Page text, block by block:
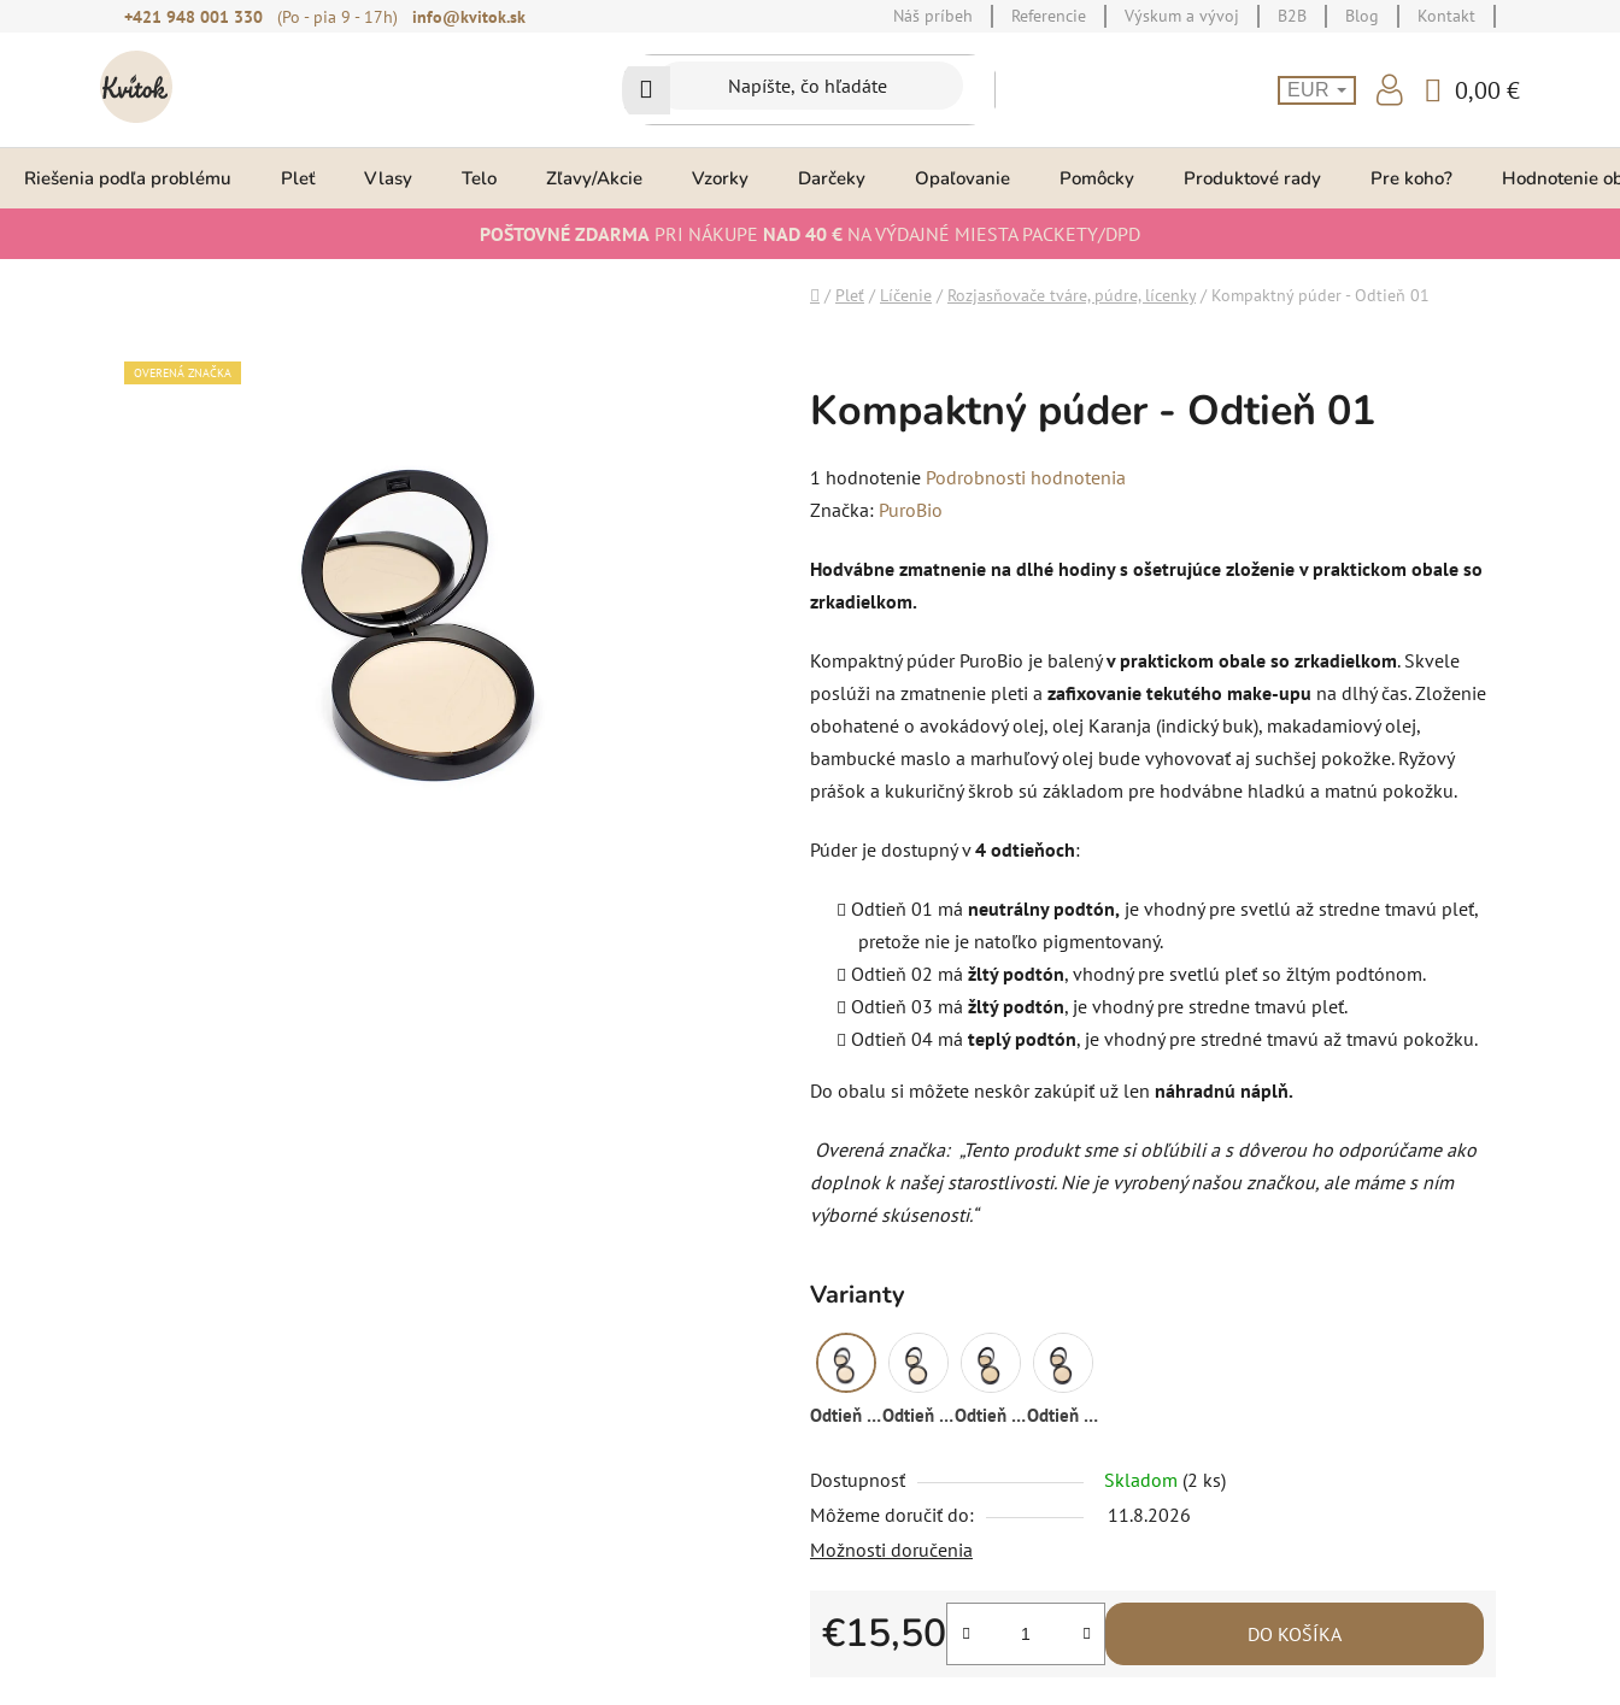
+421 948 001 330 (Po - pia 9 - 17h) info@kvitok.sk Náš príbeh Referencie Výskum a vývoj B2B Blog Kontakt
EUR
KOŠÍK
0,00 €
Riešenia podľa problému Pleť Vlasy Telo Zľavy/Akcie Vzorky Darčeky Opaľovanie Pomôcky Produktové rady Pre koho? Hodnotenie
POŠTOVNÉ ZDARMA PRI NÁKUPE NAD 40 € NA VÝDAJNÉ MIESTA PACKETY/DPD
Domov
/ Pleť / Líčenie / Rozjasňovače tváre, púdre, lícenky / Kompaktný púder - Odtieň 01
Kompaktný púder - Odtieň 01
Priemerné
hodnotenie
je
5,0
5
hviezdičiek.
1 hodnotenie Podrobnosti hodnotenia
Značka: PuroBio
Hodvábne zmatnenie na dlhé hodiny s ošetrujúce zloženie v praktickom obale so
zrkadielkom.
Kompaktný púder PuroBio je balenýv praktickom obale so zrkadielkom. Skvele
poslúži na zmatnenie pleti a zafixovanie tekutého make-upu na dlhý čas. Zloženie
obohatené o avokádový olej, olej Karanja (indický buk), makadamiový olej,
bambucké maslo a marhuľový olej bude vyhovovať aj suchšej pokožke. Ryžový
prášok a kukuričný škrob sú základom pre hodvábne hladkú a matnú pokožku.
Púder je dostupný v4 odtieňoch:
Odtieň 01 má neutrálny podtón, je vhodný pre svetlú až stredne tmavú pleť,
pretože nie je natoľko pigmentovaný.
Odtieň 02 má žltý podtón, vhodný pre svetlú pleť so žltým podtónom.
Odtieň 03 má žltý podtón, je vhodný pre stredne tmavú pleť.
Odtieň 04 má teplý podtón, je vhodný pre stredné tmavú až tmavú pokožku.
Do obalu si môžete neskôr zakúpiť už len náhradnú náplň.
Overená značka: „Tento produkt sme si obľúbili a s dôverou ho odporúčame ako
doplnok k našej starostlivosti. Nie je vyrobený našou značkou, ale máme s ním
výborné skúsenosti.“
Varianty
Odtieň 01 Odtieň 02 Odtieň 03 Odtieň 04
Dostupnosť Skladom (2 ks)
Môžeme doručiť do:
11.8.2026
Možnosti doručenia
€15,50
Jednotková cena:
DO KOŠÍKA
OVERENÁ ZNAČKA